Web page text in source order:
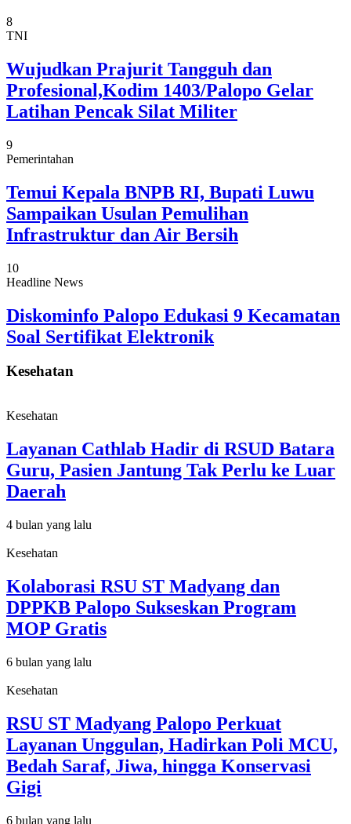
8
TNI
Wujudkan Prajurit Tangguh dan
Profesional,Kodim 1403/Palopo Gelar
Latihan Pencak Silat Militer
9
Pemerintahan
Temui Kepala BNPB RI, Bupati Luwu
Sampaikan Usulan Pemulihan
Infrastruktur dan Air Bersih
10
Headline News
Diskominfo Palopo Edukasi 9 Kecamatan
Soal Sertifikat Elektronik
Kesehatan
Kesehatan
Layanan Cathlab Hadir di RSUD Batara
Guru, Pasien Jantung Tak Perlu ke Luar
Daerah
4 bulan yang lalu
Kesehatan
Kolaborasi RSU ST Madyang dan
DPPKB Palopo Sukseskan Program
MOP Gratis
6 bulan yang lalu
Kesehatan
RSU ST Madyang Palopo Perkuat
Layanan Unggulan, Hadirkan Poli MCU,
Bedah Saraf, Jiwa, hingga Konservasi
Gigi
6 bulan yang lalu